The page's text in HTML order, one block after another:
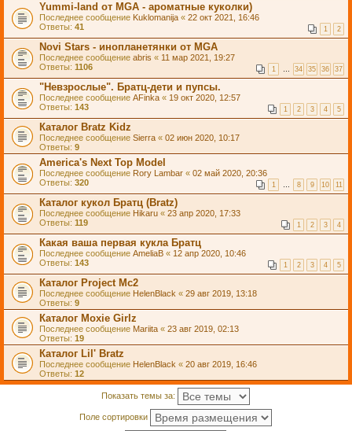
Yummi-land от MGA - ароматные куколки)
Последнее сообщение Kuklomanija « 22 окт 2021, 16:46
Ответы: 41 1 2
Novi Stars - инопланетянки от MGA
Последнее сообщение abris « 11 мар 2021, 19:27
Ответы: 1106 1 … 34 35 36 37
"Невзрослые". Братц-дети и пупсы.
Последнее сообщение AFinka « 19 окт 2020, 12:57
Ответы: 143 1 2 3 4 5
Каталог Bratz Kidz
Последнее сообщение Sierra « 02 июн 2020, 10:17
Ответы: 9
America's Next Top Model
Последнее сообщение Rory Lambar « 02 май 2020, 20:36
Ответы: 320 1 … 8 9 10 11
Каталог кукол Братц (Bratz)
Последнее сообщение Hikaru « 23 апр 2020, 17:33
Ответы: 119 1 2 3 4
Какая ваша первая кукла Братц
Последнее сообщение AmeliaB « 12 апр 2020, 10:46
Ответы: 143 1 2 3 4 5
Каталог Project Mc2
Последнее сообщение HelenBlack « 29 авг 2019, 13:18
Ответы: 9
Каталог Moxie Girlz
Последнее сообщение Mariita « 23 авг 2019, 02:13
Ответы: 19
Каталог Lil' Bratz
Последнее сообщение HelenBlack « 20 авг 2019, 16:46
Ответы: 12
Показать темы за:
Поле сортировки